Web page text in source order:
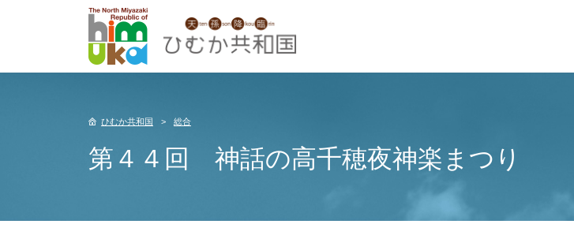
ひむか共和国 総合
第４４回 神話の高千穂夜神楽まつり